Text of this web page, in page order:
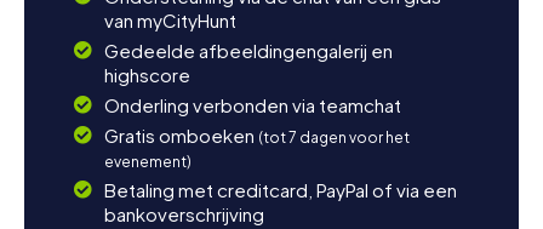
van myCityHunt
Gedeelde afbeeldingengalerij en
highscore
Onderling verbonden via teamchat
Gratis omboeken (tot 7 dagen voor het
evenement)
Betaling met creditcard, PayPal of via een
bankoverschrijving